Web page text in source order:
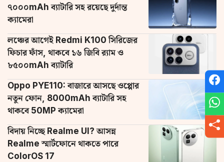
৭০০০mAh ব্যাটারি সহ রয়েছে দুর্দান্ত
ক্যামেরা
লঞ্চের আগেই Redmi K100 সিরিজের
ফিচার ফাঁস, থাকবে ১৬ জিবি র‌্যাম ও
৮৫০০mAh ব্যাটারি
Oppo PYE110: বাজারে আসছে ওপ্পোর
নতুন ফোন, 8000mAh ব্যাটারি সহ
থাকবে 50MP ক্যামেরা
বিদায় নিচ্ছে Realme UI? আসন্ন
Realme স্মার্টফোনে থাকতে পারে
ColorOS 17